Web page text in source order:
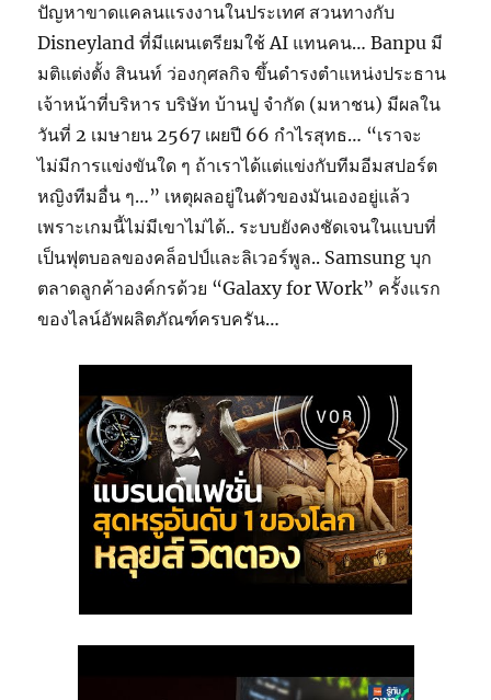
ปัญหาขาดแคลนแรงงานในประเทศ สวนทางกับ
Disneyland ที่มีแผนเตรียมใช้ AI แทนคน… Banpu มี
มติแต่งตั้ง สินนท์ ว่องกุศลกิจ ขึ้นดำรงตำแหน่งประธาน
เจ้าหน้าที่บริหาร บริษัท บ้านปู จำกัด (มหาชน) มีผลใน
วันที่ 2 เมษายน 2567 เผยปี 66 กำไรสุทธ… “เราจะ
ไม่มีการแข่งขันใด ๆ ถ้าเราได้แต่แข่งกับทีมอีมสปอร์ต
หญิงทีมอื่น ๆ…” เหตุผลอยู่ในตัวของมันเองอยู่แล้ว
เพราะเกมนี้ไม่มีเขาไม่ได้.. ระบบยังคงชัดเจนในแบบที่
เป็นฟุตบอลของคล็อปป์และลิเวอร์พูล.. Samsung บุก
ตลาดลูกค้าองค์กรด้วย “Galaxy for Work” ครั้งแรก
ของไลน์อัพผลิตภัณฑ์ครบครัน…